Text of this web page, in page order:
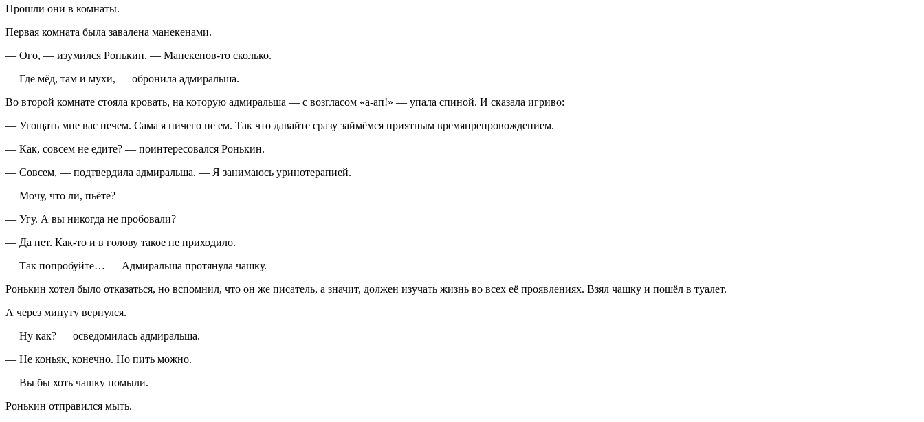
Прошли они в комнаты.
Первая комната была завалена манекенами.
— Ого, — изумился Ронькин. — Манекенов-то сколько.
— Где мёд, там и мухи, — обронила адмиральша.
Во второй комнате стояла кровать, на которую адмиральша — с возгласом «а-ап!» — упала спиной. И сказала игриво:
— Угощать мне вас нечем. Сама я ничего не ем. Так что давайте сразу займёмся приятным времяпрепровождением.
— Как, совсем не едите? — поинтересовался Ронькин.
— Совсем, — подтвердила адмиральша. — Я занимаюсь уринотерапией.
— Мочу, что ли, пьёте?
— Угу. А вы никогда не пробовали?
— Да нет. Как-то и в голову такое не приходило.
— Так попробуйте… — Адмиральша протянула чашку.
Ронькин хотел было отказаться, но вспомнил, что он же писатель, а значит, должен изучать жизнь во всех её проявлениях. Взял чашку и пошёл в туалет.
А через минуту вернулся.
— Ну как? — осведомилась адмиральша.
— Не коньяк, конечно. Но пить можно.
— Вы бы хоть чашку помыли.
Ронькин отправился мыть.